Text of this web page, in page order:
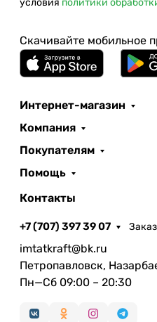
условия политики
Скачивайте мобильное
Интернет-магазин
Компания
Покупателям
Помощь
Контакты
+7 (707) 397 39 07
imtatkraft@bk.ru
Петропавловск,
Пн—Сб 09:00 – 20:30